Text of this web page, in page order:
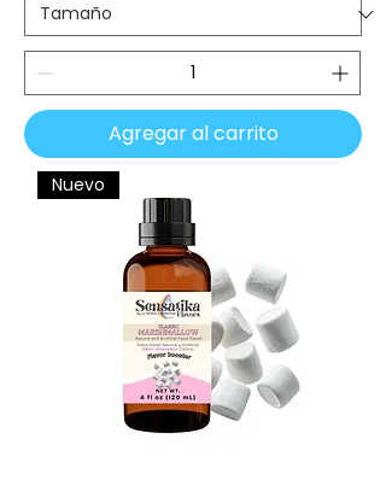
Agregar al carrito
Nuevo